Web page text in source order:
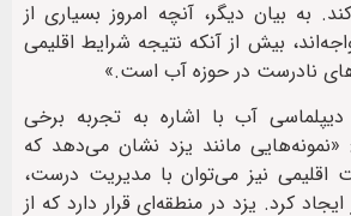
به بیان دیگر، آنچه امروز بسیاری از
بیش از آنکه نتیجه شرایط اقلیمی
نادرست در حوزه آب است.»
آب با اشاره به تجربه برخی
«نمونه‌هایی مانند یزد نشان می‌دهد که
نیز می‌توان با مدیریت درست،
کرد. یزد در منطقه‌ای قرار دارد که از